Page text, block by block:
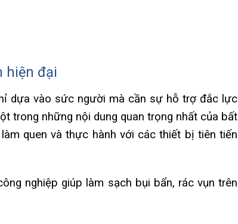
hiện đại
dựa vào sức người mà cần sự hỗ trợ đắc lực
trong những nội dung quan trọng nhất của bất
quen và thực hành với các thiết bị tiên tiến
nghiệp giúp làm sạch bụi bẩn, rác vụn trên